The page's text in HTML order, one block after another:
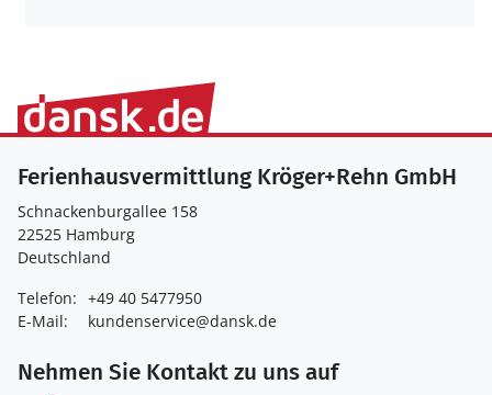
Ferienhausvermittlung Kröger+Rehn GmbH
Schnackenburgallee 158
22525 Hamburg
Deutschland
Telefon: +49 40 5477950
E-Mail:
kundenservice@dansk.de
Nehmen Sie Kontakt zu uns auf